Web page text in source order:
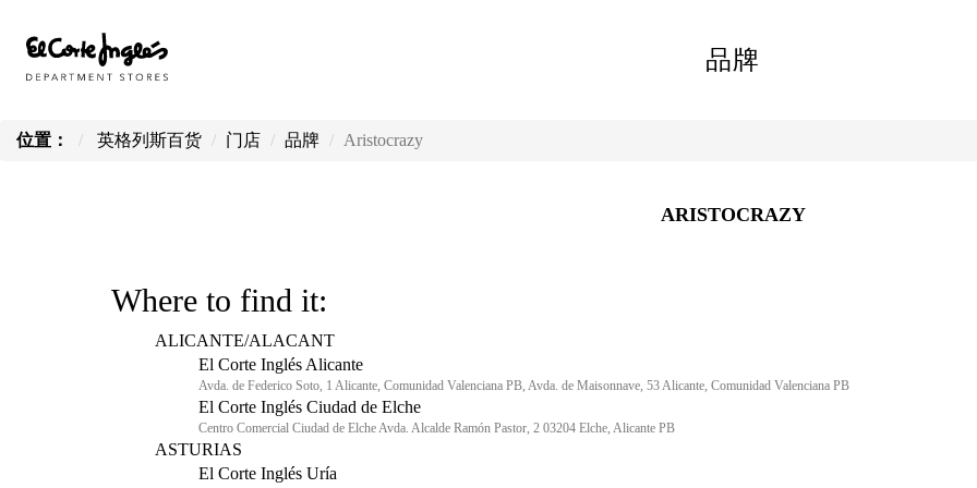
品牌
位置： 英格列斯百货 门店 品牌 Aristocrazy
ARISTOCRAZY
Where to find it:
ALICANTE/ALACANT
El Corte Inglés Alicante
Avda. de Federico Soto, 1 Alicante, Comunidad Valenciana PB, Avda. de Maisonnave, 53 Alicante, Comunidad Valenciana PB
El Corte Inglés Ciudad de Elche
Centro Comercial Ciudad de Elche Avda. Alcalde Ramón Pastor, 2 03204 Elche, Alicante PB
ASTURIAS
El Corte Inglés Uría